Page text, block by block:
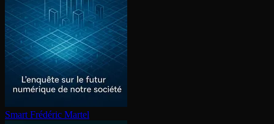
Smart Frédéric Martel